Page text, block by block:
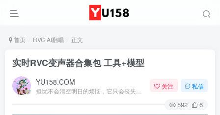
首页 RVC AI翻唱 正文
实时RVC变声器合集包 工具+模型
YU158.COM 关注 私信
592 6